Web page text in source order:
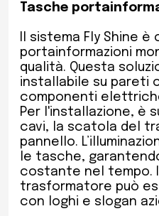
Tasche
Il sistema Fly Shine
portainformazioni
qualità. Questa
installabile su pareti
componenti
Per l'installazione, è
cavi, la scatola del
pannello.
le tasche,
costante nel tempo.
trasformatore può
con loghi e slogan